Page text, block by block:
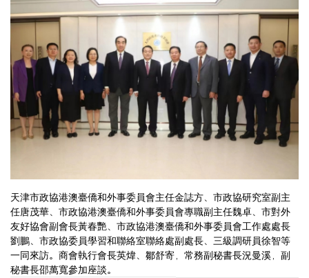
天津市政協港澳臺僑和外事委員會主任金誌方、市政協研究室副主
任唐茂華、市政協港澳臺僑和外事委員會專職副主任魏卓、市對外
友好協會副會長黃春艷、市政協港澳臺僑和外事委員會工作處處長
劉鵬、市政協委員學習和聯絡室聯絡處副處長、三級調研員徐智等
一同來訪。商會執行會長英煒、鄒舒寄，常務副秘書長況曼溪，副
秘書長邵萬寬參加座談。